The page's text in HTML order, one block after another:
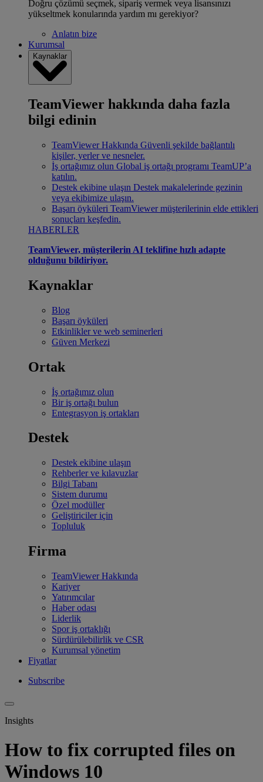
Doğru çözümü seçmek, sipariş vermek veya lisansınızı
yükseltmek konularında yardım mı gerekiyor?
Anlatın bize
Kurumsal
Kaynaklar
TeamViewer hakkında daha fazla
bilgi edinin
TeamViewer Hakkında Güvenli şekilde bağlantılı
kişiler, yerler ve nesneler.
İş ortağımız olun Global iş ortağı programı TeamUP’a
katılın.
Destek ekibine ulaşın Destek makalelerinde gezinin
veya ekibimize ulaşın.
Başarı öyküleri TeamViewer müşterilerinin elde ettikleri
sonuçları keşfedin.
HABERLER
TeamViewer, müşterilerin AI teklifine hızlı adapte
olduğunu bildiriyor.
Kaynaklar
Blog
Başarı öyküleri
Etkinlikler ve web seminerleri
Güven Merkezi
Ortak
İş ortağımız olun
Bir iş ortağı bulun
Entegrasyon iş ortakları
Destek
Destek ekibine ulaşın
Rehberler ve kılavuzlar
Bilgi Tabanı
Sistem durumu
Özel modüller
Geliştiriciler için
Topluluk
Firma
TeamViewer Hakkında
Kariyer
Yatırımcılar
Haber odası
Liderlik
Spor iş ortaklığı
Sürdürülebilirlik ve CSR
Kurumsal yönetim
Fiyatlar
Subscribe
Insights
How to fix corrupted files on
Windows 10